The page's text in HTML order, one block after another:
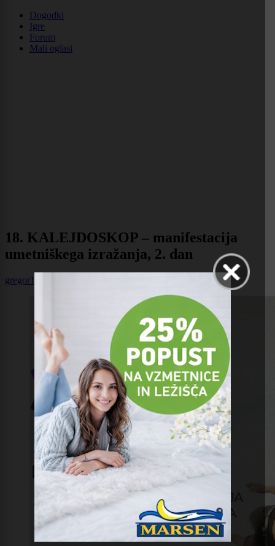
Dogodki
Igre
Forum
Mali oglasi
18. KALEJDOSKOP – manifestacija
umetniškega izražanja, 2. dan
gregor1